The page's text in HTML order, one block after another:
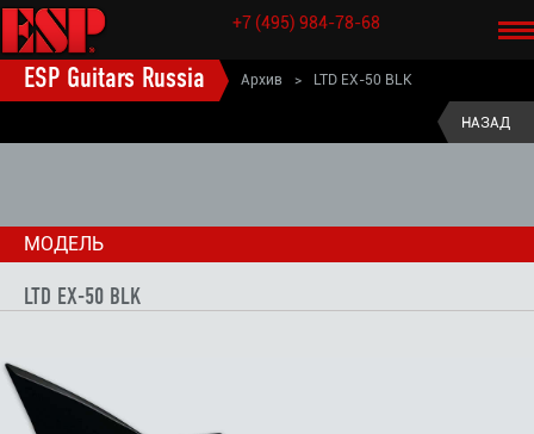
+7 (495) 984-78-68
ESP Guitars Russia Архив >
>
LTD EX-50 BLK
НАЗАД
МОДЕЛЬ
LTD EX-50 BLK